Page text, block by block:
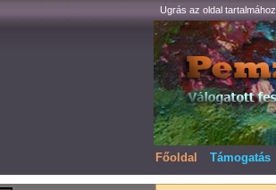
Ugrás az oldal tartalmához
Főoldal Támogatás